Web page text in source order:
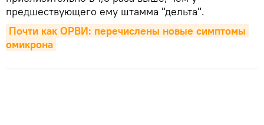
предшествующего ему штамма "дельта".
Почти как ОРВИ: перечислены новые симптомы
омикрона